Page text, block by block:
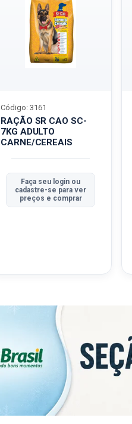
RAÇÃO SR CAO SC-
7KG ADULTO
CARNE/CEREAIS
Código: 3161
Faça seu login ou
cadastre-se para ver
preços e comprar